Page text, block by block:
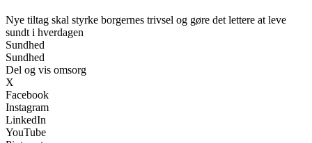
Nye tiltag skal styrke borgernes trivsel og gøre det lettere at leve
sundt i hverdagen
Sundhed
Sundhed
Del og vis omsorg
X
Facebook
Instagram
LinkedIn
YouTube